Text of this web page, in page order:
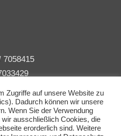
7058415
Zugriffe auf unsere Website zu
Dadurch können wir unsere
Wenn Sie der Verwendung
ausschließlich Cookies, die
erorderlich sind. Weitere